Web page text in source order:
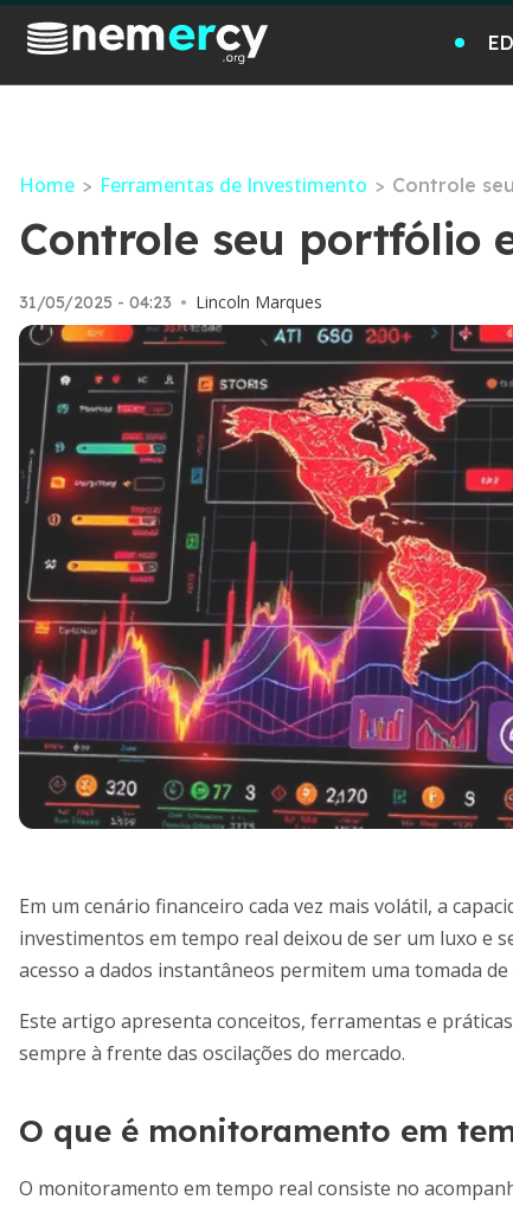
Home > Ferramentas de Investimento > Controle
Controle seu portfólio
31/05/2025 - 04:23 • Lincoln Marques
Em um cenário financeiro cada vez mais volátil, a
investimentos em tempo real deixou de ser um luxo e
acesso a dados instantâneos permitem uma tomada
Este artigo apresenta conceitos, ferramentas e
sempre à frente das oscilações do mercado.
O que é monitoramento em
O monitoramento em tempo real consiste no